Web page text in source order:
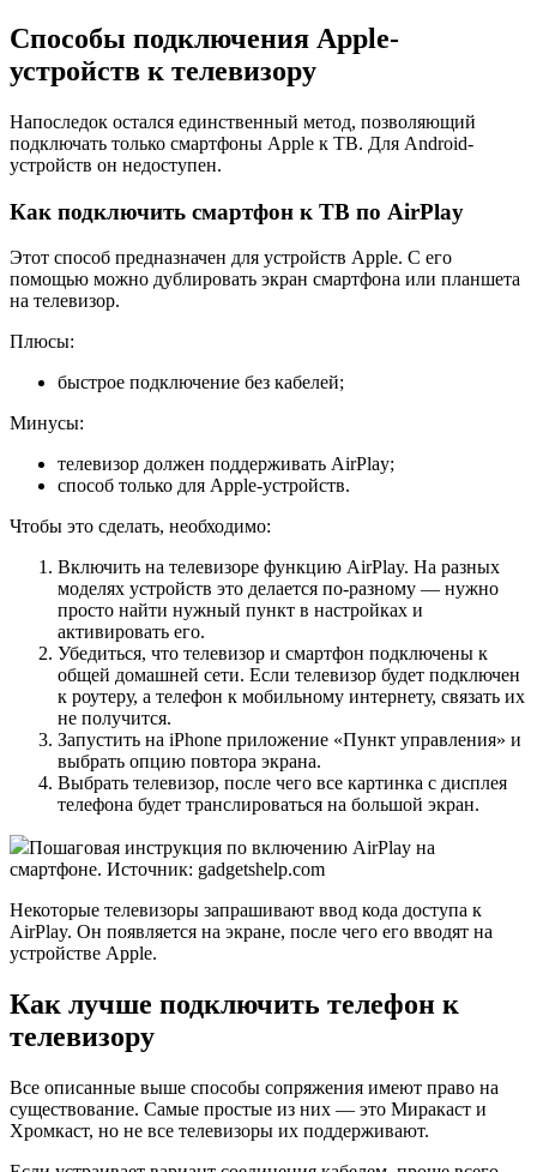
Способы подключения Apple-
устройств к телевизору
Напоследок остался единственный метод, позволяющий
подключать только смартфоны Apple к ТВ. Для Android-
устройств он недоступен.
Как подключить смартфон к ТВ по AirPlay
Этот способ предназначен для устройств Apple. С его
помощью можно дублировать экран смартфона или планшета
на телевизор.
Плюсы:
быстрое подключение без кабелей;
Минусы:
телевизор должен поддерживать AirPlay;
способ только для Apple-устройств.
Чтобы это сделать, необходимо:
Включить на телевизоре функцию AirPlay. На разных
моделях устройств это делается по-разному — нужно
просто найти нужный пункт в настройках и
активировать его.
Убедиться, что телевизор и смартфон подключены к
общей домашней сети. Если телевизор будет подключен
к роутеру, а телефон к мобильному интернету, связать их
не получится.
Запустить на iPhone приложение «Пункт управления» и
выбрать опцию повтора экрана.
Выбрать телевизор, после чего все картинка с дисплея
телефона будет транслироваться на большой экран.
Пошаговая инструкция по включению AirPlay на
смартфоне. Источник: gadgetshelp.com
Некоторые телевизоры запрашивают ввод кода доступа к
AirPlay. Он появляется на экране, после чего его вводят на
устройстве Apple.
Как лучше подключить телефон к
телевизору
Все описанные выше способы сопряжения имеют право на
существование. Самые простые из них — это Миракаст и
Хромкаст, но не все телевизоры их поддерживают.